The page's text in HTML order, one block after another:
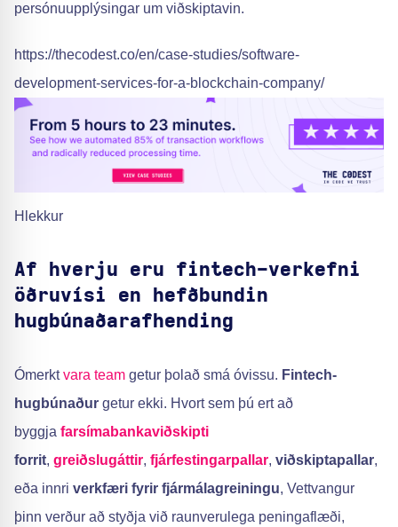
persónuupplýsingar um viðskiptavin.
https://thecodest.co/en/case-studies/software-
development-services-for-a-blockchain-company/
Hlekkur
Af hverju eru fintech-verkefni
öðruvísi en hefðbundin
hugbúnaðarafhending
Ómerktvara team getur þolað smá óvissu. Fintech-
hugbúnaður getur ekki. Hvort sem þú ert að
byggja farsímabankaviðskipti
forrit, greiðslugáttir, fjárfestingarpallar, viðskiptapallar,
eða innri verkfæri fyrir fjármálagreiningu, Vettvangur
þinn verður að styðja við raunverulega peningaflæði,